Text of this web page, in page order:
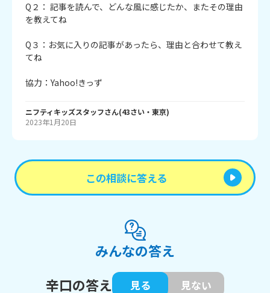
Q２： 記事を読んで、どんな風に感じたか、またその理由
を教えてね
Q３：お気に入りの記事があったら、理由と合わせて教え
てね
協力：Yahoo!きっず
ニフティキッズスタッフさん(43さい・ 東京)
2023年1月20日
この相談に答える
みんなの答え
辛口の答え
見る 見ない